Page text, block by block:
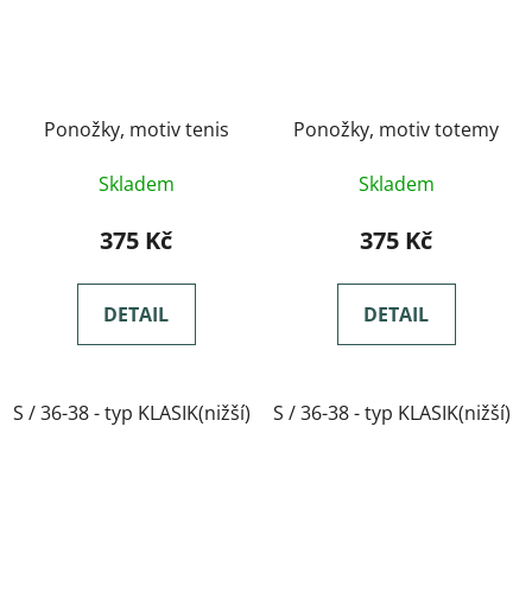
Ponožky, motiv tenis
Skladem
375 Kč
DETAIL
S / 36-38 - typ KLASIK(nižší) M / 39-41- typ KLASIK(nižší)
Ponožky, motiv totemy
Skladem
375 Kč
DETAIL
S / 36-38 - typ KLASIK(nižší)